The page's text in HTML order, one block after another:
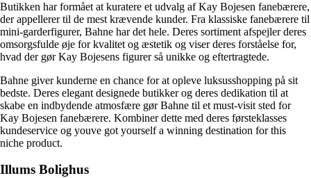
Butikken har formået at kuratere et udvalg af Kay Bojesen fanebærere,
der appellerer til de mest krævende kunder. Fra klassiske fanebærere til
mini-garderfigurer, Bahne har det hele. Deres sortiment afspejler deres
omsorgsfulde øje for kvalitet og æstetik og viser deres forståelse for,
hvad der gør Kay Bojesens figurer så unikke og eftertragtede.
Bahne giver kunderne en chance for at opleve luksusshopping på sit
bedste. Deres elegant designede butikker og deres dedikation til at
skabe en indbydende atmosfære gør Bahne til et must-visit sted for
Kay Bojesen fanebærere. Kombiner dette med deres førsteklasses
kundeservice og youve got yourself a winning destination for this
niche product.
Illums Bolighus